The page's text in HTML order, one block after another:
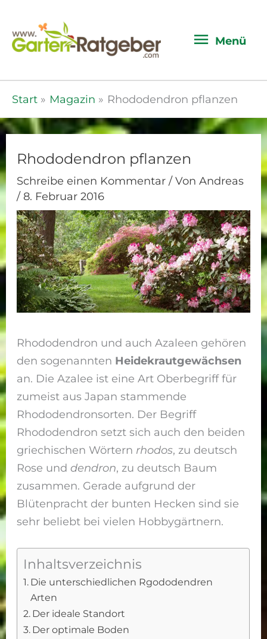
Menü
Start Magazin Rhododendron pflanzen
Rhododendron pflanzen
Schreibe einen Kommentar / VonAndreas
/ 8. Februar 2016
Rhododendron und auch Azaleen gehören
den sogenannten Heidekrautgewächsen
an. Die Azalee ist eine Art Oberbegriff für
zumeist aus Japan stammende
Rhododendronsorten. Der Begriff
Rhododendron setzt sich auch den beiden
griechischen Wörtern rhodos, zu deutsch
Rose unddendron, zu deutsch Baum
zusammen. Gerade aufgrund der
Blütenpracht der bunten Hecken sind sie
sehr beliebt bei vielen Hobbygärtnern.
Inhaltsverzeichnis
Die unterschiedlichen Rgododendren
Arten
Der ideale Standort
Der optimale Boden